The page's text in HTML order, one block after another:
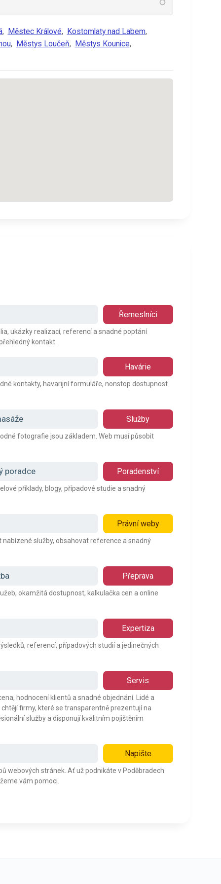
, Městec Králové, Kostomlaty nad Labem,
, Městys Loučeň, Městys Kounice,
Řemeslníci
ukázky realizací, referencí a snadné poptání
kontakt.
Havárie
kontakty, havarijní formuláře, nonstop dostupnost
Služby
fotografie jsou základem. Web musí působit
poradce Poradenství
příklady, blogy, případové studie a snadný
Právní weby
služby, obsahovat reference a snadný
Přeprava
okamžitá dostupnost, kalkulačka cen a online
Expertiza
referencí, případových studií a jedinečných
Servis
hodnocení klientů a snadné objednání. Lidé a
chtějí firmy, které se transparentně prezentují na
služby a disponují kvalitním pojištěním
Napište
webových stránek. Ať už podnikáte v Poděbradech
vám pomoci.